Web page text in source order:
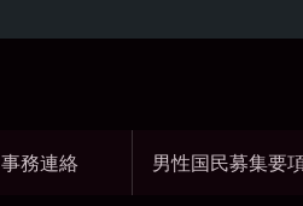
へ
事務連絡 男性国民募集要